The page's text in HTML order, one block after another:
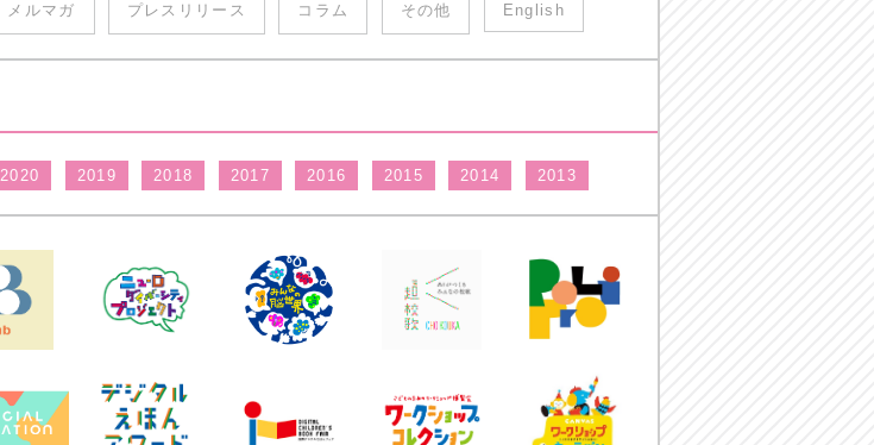
メルマガ プレスリリース コラム その他 English
2020 2019 2018 2017 2016 2015 2014 2013